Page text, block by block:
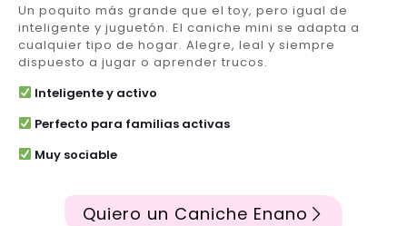
Un poquito más grande que el toy, pero igual de
inteligente y juguetón. El caniche mini se adapta a
cualquier tipo de hogar. Alegre, leal y siempre
dispuesto a jugar o aprender trucos.
Inteligente y activo
Perfecto para familias activas
Muy sociable
Quiero un Caniche Enano